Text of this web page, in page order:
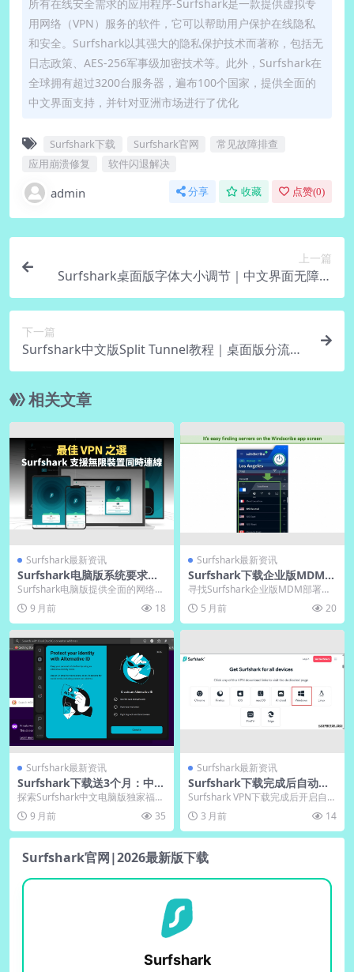
所有在线安全需求的应用程序-Surfshark是一款提供虚拟专
用网络（VPN）服务的软件，它可以帮助用户保护在线隐私
和安全。Surfshark以其强大的隐私保护技术而著称，包括无
日志政策、AES-256军事级加密技术等。此外，Surfshark在
全球拥有超过3200台服务器，遍布100个国家，提供全面的
中文界面支持，并针对亚洲市场进行了优化
Surfshark下载 Surfshark官网
常见故障排查
应用崩溃修复
软件闪退解决
admin 分享 收藏 点赞(0)
上一篇
Surfshark桌面版字体大小调节｜中文界面无障碍
设置
下一篇
Surfshark中文版Split Tunnel教程｜桌面版分流应
用
相关文章
Surfshark最新资讯
Surfshark电脑版系统要求：
Win/Mac/Linux全支持
Surfshark电脑版提供全面的网络安
全解决方案，支持Windows、Mac
O...9 月前 18
Surfshark最新资讯
Surfshark下载企业版MDM部
署包管理工具
寻找Surfshark企业版MDM部署
包？核心途径是访问Surfshark官方
企...5 月前 20
Surfshark最新资讯
Surfshark下载送3个月：中文
版电脑版新用户专属福利
探索Surfshark中文电脑版独家福
利，新用户下载即享3个月免费服
务。本指南详...
9 月前 35
Surfshark最新资讯
Surfshark下载完成后自动更
新功能开启建议
Surfshark VPN下载完成后开启自动
更新，可第一时间获取安全补丁、
提升连...
3 月前 14
Surfshark官网|2026最新版下载
Surfshark